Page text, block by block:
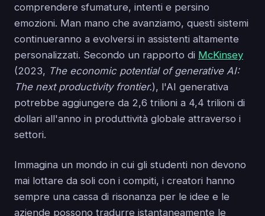
comprendere sfumature, intenti e persino
emozioni. Man mano che avanziamo, questi sistemi
continueranno a evolversi in assistenti altamente
personalizzati. Secondo un rapporto di McKinsey
(2023, The economic potential of generative AI:
The next productivity frontier.), l'AI generativa
potrebbe aggiungere da 2,6 trilioni a 4,4 trilioni di
dollari all'anno in produttività globale attraverso i
settori.
Immagina un mondo in cui gli studenti non devono
mai lottare da soli con i compiti, i creatori hanno
sempre una cassa di risonanza per le idee e le
aziende possono tradurre istantaneamente le